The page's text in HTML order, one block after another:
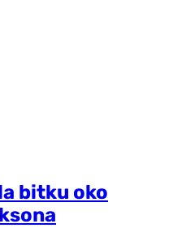
bitku oko